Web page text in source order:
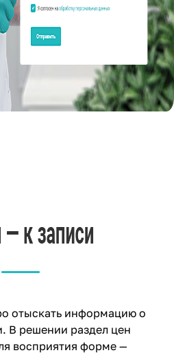
отыскать информацию о
В решении раздел цен
восприятия форме —